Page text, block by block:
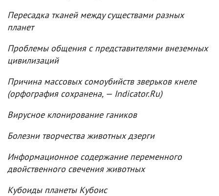
Пересадка тканей между существами разных
планет
Проблемы общения с представителями внеземных
цивилизаций
Причина массовых сомоубийств зверьков кнеле
(орфография сохранена, — Indicator.Ru)
Вирусное клонирование гаников
Болезни творчества животных дзерги
Информационное содержание переменного
двойственного свечения животных
Кубоиды планеты Кубоис